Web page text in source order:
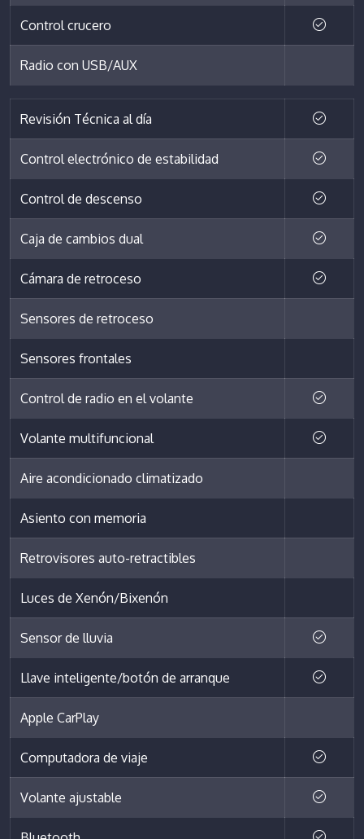
Control crucero
Radio con USB/AUX
Revisión Técnica al día
Control electrónico de estabilidad
Control de descenso
Caja de cambios dual
Cámara de retroceso
Sensores de retroceso
Sensores frontales
Control de radio en el volante
Volante multifuncional
Aire acondicionado climatizado
Asiento con memoria
Retrovisores auto-retractibles
Luces de Xenón/Bixenón
Sensor de lluvia
Llave inteligente/botón de arranque
Apple CarPlay
Computadora de viaje
Volante ajustable